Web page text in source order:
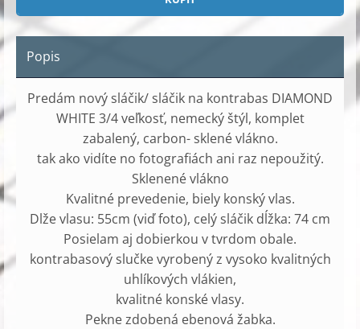
Popis
Predám nový sláčik/ sláčik na kontrabas DIAMOND
WHITE 3/4 veľkosť, nemecký štýl, komplet
zabalený, carbon- sklené vlákno.
tak ako vidíte no fotografiách ani raz nepoužitý.
Sklenené vlákno
Kvalitné prevedenie, biely konský vlas.
Dlže vlasu: 55cm (viď foto), celý sláčik dĺžka: 74 cm
Posielam aj dobierkou v tvrdom obale.
kontrabasový slučke vyrobený z vysoko kvalitných
uhlíkových vlákien,
kvalitné konské vlasy.
Pekne zdobená ebenová žabka.